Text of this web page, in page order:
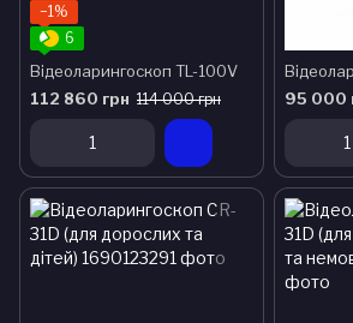
−1%
6
Відеоларингоскоп TL-100V
112 860 грн 114 000 грн
95 000